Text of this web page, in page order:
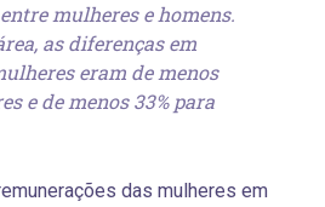
mulheres e homens.
as diferenças em
eram de menos
e de menos 33% para
das mulheres em